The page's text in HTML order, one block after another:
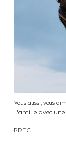
Vous aussi, vous
famille avec
PREC.